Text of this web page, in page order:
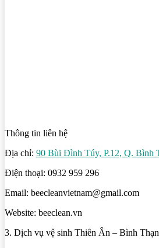
Thông tin liên hệ
Địa chỉ: 90 Bùi Đình Túy, P.12, Q. Bình
Điện thoại: 0932 959 296
Email: beecleanvietnam@gmail.com
Website: beeclean.vn
3. Dịch vụ vệ sinh Thiên Ân – Bình